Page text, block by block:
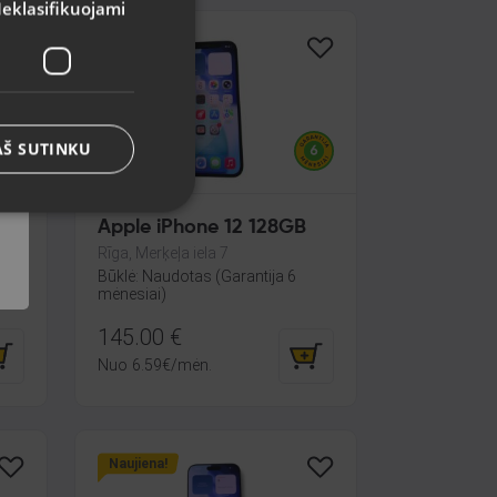
Apple iPhone 12 128GB
Rīga, Merķeļa iela 7
Būklė: Naudotas (Garantija 6
mėnesiai)
145.00 €
Nuo 6.59€/mėn.
Naujiena!
SUTINKU